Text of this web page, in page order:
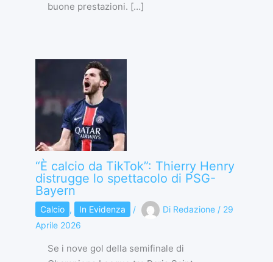
buone prestazioni. […]
“È calcio da TikTok”: Thierry Henry
distrugge lo spettacolo di PSG-
Bayern
Calcio , In Evidenza / Di Redazione / 29
Aprile 2026
Se i nove gol della semifinale di